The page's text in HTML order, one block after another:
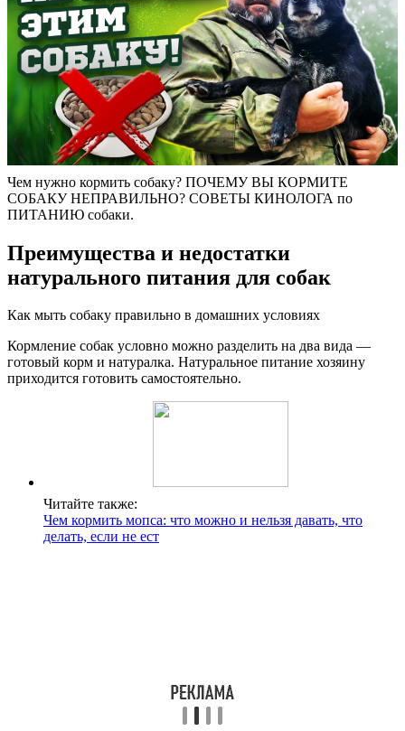
Чем нужно кормить собаку? ПОЧЕМУ ВЫ КОРМИТЕ
СОБАКУ НЕПРАВИЛЬНО? СОВЕТЫ КИНОЛОГА по
ПИТАНИЮ собаки.
Преимущества и недостатки
натурального питания для собак
Как мыть собаку правильно в домашних условиях
Кормление собак условно можно разделить на два вида —
готовый корм и натуралка. Натуральное питание хозяину
приходится готовить самостоятельно.
Читайте также:
Чем кормить мопса: что можно и нельзя давать, что
делать, если не ест